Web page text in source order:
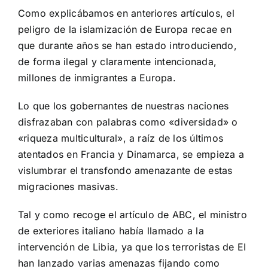
Como explicábamos en anteriores artículos, el
peligro de la islamización de Europa recae en
que durante años se han estado introduciendo,
de forma ilegal y claramente intencionada,
millones de inmigrantes a Europa.
Lo que los gobernantes de nuestras naciones
disfrazaban con palabras como «diversidad» o
«riqueza multicultural», a raíz de los últimos
atentados en Francia y Dinamarca, se empieza a
vislumbrar el transfondo amenazante de estas
migraciones masivas.
Tal y como recoge el artículo de ABC, el ministro
de exteriores italiano había llamado a la
intervención de Libia, ya que los terroristas de EI
han lanzado varias amenazas fijando como